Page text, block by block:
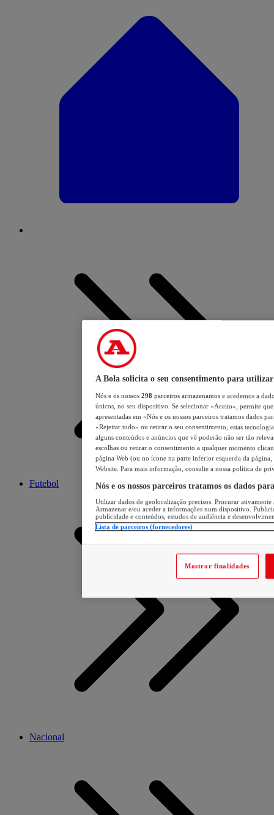
Futebol
Nacional
A Bola solicita o seu consentimento para utilizar
Nós e os nossos 298 parceiros armazenamos e acedemos a
únicos, no seu dispositivo. Se selecionar «Aceito», permite
apresentadas em «Nós e os nossos parceiros tratamos dados
«Rejeitar tudo» ou retirar o seu consentimento, estas
alguns conteúdos e anúncios que vê poderão não ser tão
escolhas ou retirar o consentimento a qualquer momento
página Web (ou no ícone na parte inferior esquerda da página,
Website. Para mais informação, consulte a nossa política de
Nós e os nossos parceiros tratamos os dados
Utilizar dados de geolocalização precisos. Procurar
Armazenar e/ou aceder a informações num dispositivo.
publicidade e conteúdos, estudos de audiência e
Lista de parceiros (fornecedores)
Mostrar finalidades